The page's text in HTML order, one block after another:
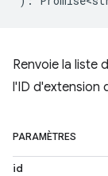
Renvoie la liste
l'ID d'extension
PARAMÈTRES
id